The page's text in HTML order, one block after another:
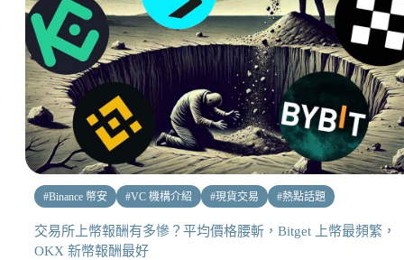
#Binance 幣安 #VC 機構介紹 #現貨交易 #熱點話題
交易所上幣報酬有多慘？平均價格腰斬，Bitget 上幣最頻繁，
OKX 新幣報酬最好